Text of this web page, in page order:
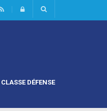
CLASSE DÉFENSE